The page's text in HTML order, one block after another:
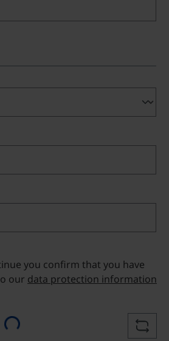
you confirm that you have
our data protection information
Loading...